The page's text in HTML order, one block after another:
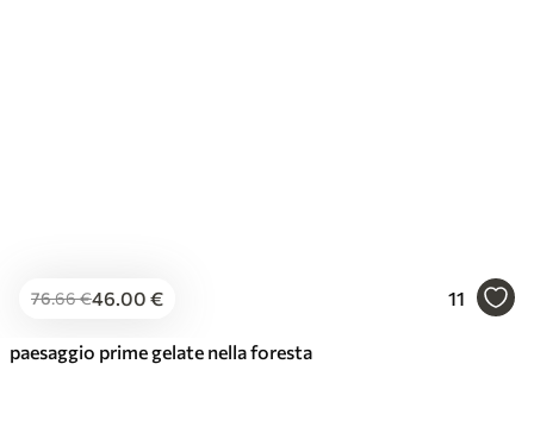
76.66€46.00 € 11
paesaggio prime gelate nella foresta